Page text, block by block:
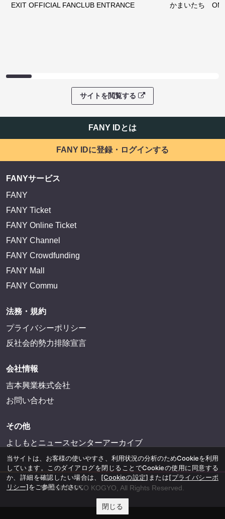
EXIT OFFICIAL FANCLUB ENTRANCE かまいたち
サイトを閲覧する
FANY IDとは
FANY IDに登録・ログインする
FANYサービス
FANY
FANY Ticket
FANY Online Ticket
FANY Channel
FANY Crowdfunding
FANY Mall
FANY Commu
法務・規約
プライバシーポリシー
反社会的勢力排除宣言
会社情報
吉本興業株式会社
お問い合わせ
その他
よしもとニュースセンターアーカイブ
©YOSHIMOTO KOGYO, All Rights Reserved.
当サイトは、お客様の使いやすさ、利用状況の分析のためCookieを利用
しています。このダイアログを閉じることでCookieの使用に同意する
か、詳細を確認したい場合は、 [Cookieの設定] または[プライバシーポ
リシー]をご参照ください。
閉じる